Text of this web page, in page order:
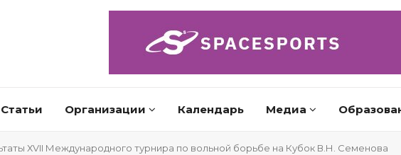
Статьи Организации Календарь Медиа
ХVII Международного турнира по вольной борьбе на Кубок В.Н. Семенова